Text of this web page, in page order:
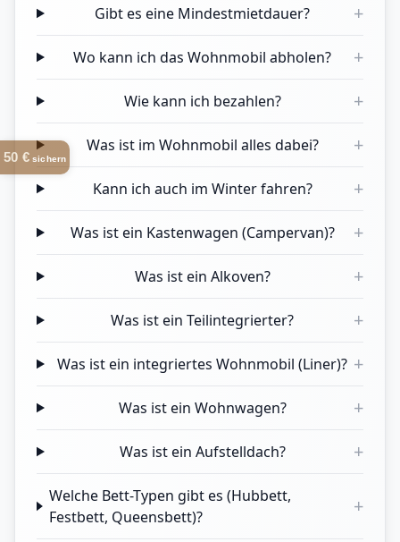
Gibt es eine Mindestmietdauer? +
Wo kann ich das Wohnmobil abholen? +
Wie kann ich bezahlen? +
Was ist im Wohnmobil alles dabei? +
Kann ich auch im Winter fahren? +
Was ist ein Kastenwagen (Campervan)? +
Was ist ein Alkoven? +
Was ist ein Teilintegrierter? +
Was ist ein integriertes Wohnmobil (Liner)? +
Was ist ein Wohnwagen? +
Was ist ein Aufstelldach? +
Welche Bett-Typen gibt es (Hubbett,
Festbett, Queensbett)?
+
50 €sichern